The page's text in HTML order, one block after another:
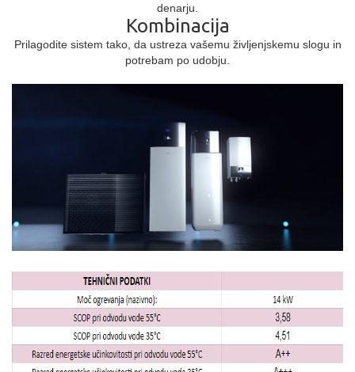
denarju.
Kombinacija
Prilagodite sistem tako, da ustreza vašemu življenjskemu slogu in
potrebam po udobju.